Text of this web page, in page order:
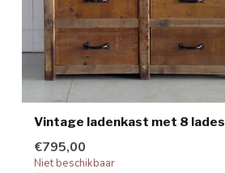
Vintage ladenkast met 8 lades
€795,00
Niet beschikbaar